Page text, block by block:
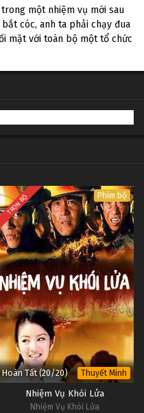
một nhiệm vụ mới sau
cóc, anh ta phải chạy đua
mặt với toàn bộ một tổ chức
TRỌN BỘ Phim bộ
Hoàn Tất (20/20) Thuyết Minh
Nhiệm Vụ Khói Lửa
Nhiệm Vụ Khói Lửa